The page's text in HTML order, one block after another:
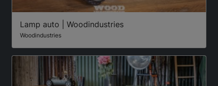
Lamp auto | Woodindustries
Woodindustries